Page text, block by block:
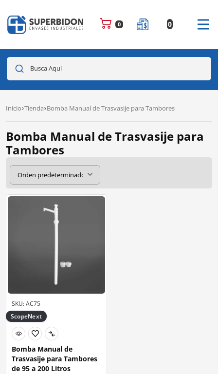
0 0
Busca Aquí
Inicio Tienda Bomba Manual de Trasvasije para Tambores
Bomba Manual de Trasvasije para
Tambores
SKU: AC75
ScopeNext
Bomba Manual de
Trasvasije para Tambores
de 95 a 200 Litros